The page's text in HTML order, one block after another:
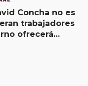
Concha no es
trabajadores
ofrecerá